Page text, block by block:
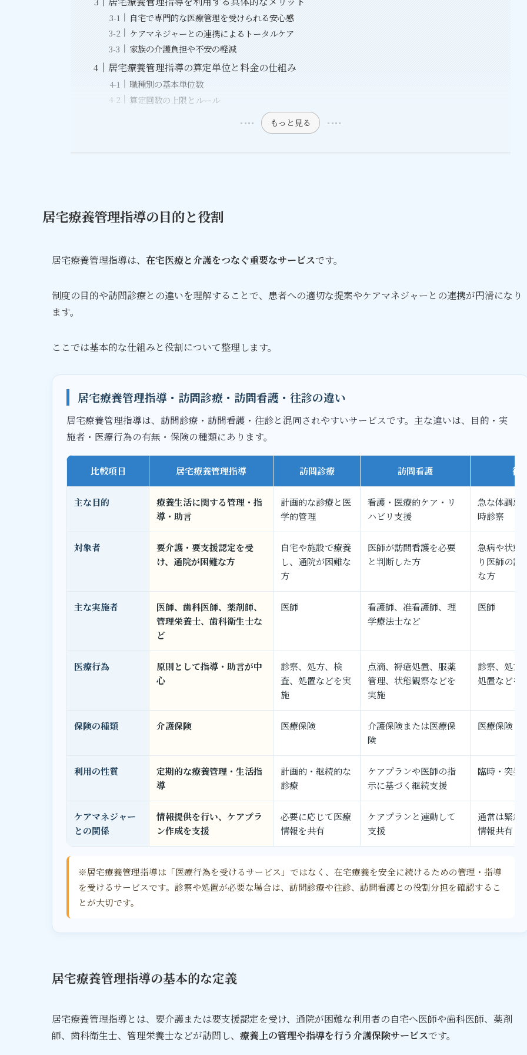
自宅で専門的な医療管理を受けられる安心感
ケアマネジャーとの連携によるトータルケア
家族の介護負担や不安の軽減
居宅療養管理指導の算定単位と料金の仕組み
職種別の基本単位数
算定回数の上限とルール
もっと見る
居宅療養管理指導の目的と役割
居宅療養管理指導は、 在宅医療と介護をつなぐ重要なサービスです。
制度の目的や訪問診療との違いを理解することで、患者への適切な提案やケアマネジャーとの連携が円滑になり
ます。
ここでは基本的な仕組みと役割について整理します。
居宅療養管理指導・訪問診療・訪問看護・往診の違い
居宅療養管理指導は、訪問診療・訪問看護・往診と混同されやすいサービスです。主な違いは、目的・実
施者・医療行為の有無・保険の種類にあります。
比較項目 居宅療養管理指導 訪問診療 訪問看護 往診
主な目的
療養生活に関する管理・指
導・助言
計画的な診療と医
学的管理
看護・医療的ケア・リ
ハビリ支援
急な体調悪
時診察
対象者
要介護・要支援認定を受
け、通院が困難な方
自宅や施設で療養
し、通院が困難な
方
医師が訪問看護を必要
と判断した方
急病や状態
り医師の診
な方
主な実施者
医師、歯科医師、薬剤師、
管理栄養士、歯科衛生士な
ど
医師
看護師、准看護師、理
学療法士など
医師
医療行為
原則として指導・助言が中
心
診察、処方、検
査、処置などを実
施
点滴、褥瘡処置、服薬
管理、状態観察などを
実施
診察、処方
処置などを
保険の種類 介護保険 医療保険
介護保険または医療保
険
医療保険
利用の性質
定期的な療養管理・生活指
導
計画的・継続的な
診療
ケアプランや医師の指
示に基づく継続支援
臨時・突発
ケアマネジャー
との関係
情報提供を行い、ケアプラ
ン作成を支援
必要に応じて医療
情報を共有
ケアプランと連動して
支援
通常は緊急
情報共有
※居宅療養管理指導は「医療行為を受けるサービス」ではなく、在宅療養を安全に続けるための管理・指導
を受けるサービスです。診察や処置が必要な場合は、訪問診療や往診、訪問看護との役割分担を確認するこ
とが大切です。
居宅療養管理指導の基本的な定義
居宅療養管理指導とは、要介護または要支援認定を受け、通院が困難な利用者の自宅へ医師や歯科医師、薬剤
師、歯科衛生士、管理栄養士などが訪問し、 療養上の管理や指導を行う介護保険サービスです。